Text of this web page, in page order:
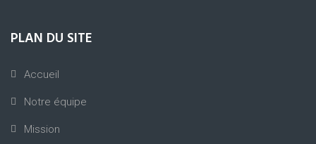
PLAN DU SITE
Accueil
Notre équipe
Mission